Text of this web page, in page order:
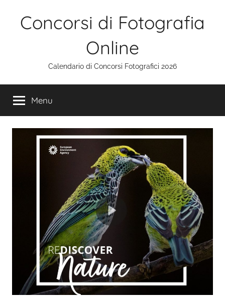
Concorsi di Fotografia
Online
Calendario di Concorsi Fotografici 2026
Menu